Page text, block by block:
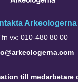
Arkeologerna
vx: 010-480 80 00
till medarbetare